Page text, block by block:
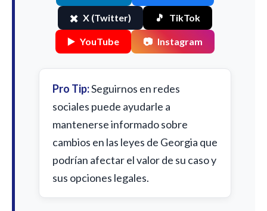
✖️ X (Twitter) 🎵 TikTok
▶️ YouTube 📷 Instagram
Pro Tip:Seguirnos en redes
sociales puede ayudarle a
mantenerse informado sobre
cambios en las leyes de Georgia que
podrían afectar el valor de su caso y
sus opciones legales.